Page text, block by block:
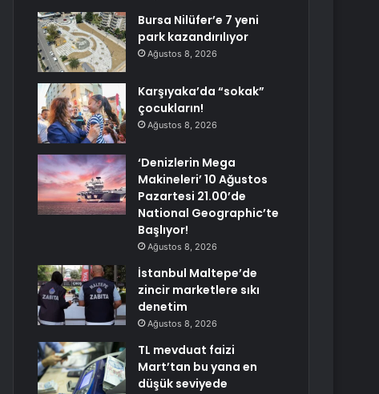
Bursa Nilüfer’e 7 yeni
park kazandırılıyor
Ağustos 8, 2026
Karşıyaka’da “sokak”
çocukların!
Ağustos 8, 2026
‘Denizlerin Mega
Makineleri’ 10 Ağustos
Pazartesi 21.00’de
National Geographic’te
Başlıyor!
Ağustos 8, 2026
İstanbul Maltepe’de
zincir marketlere sıkı
denetim
Ağustos 8, 2026
TL mevduat faizi
Mart’tan bu yana en
düşük seviyede